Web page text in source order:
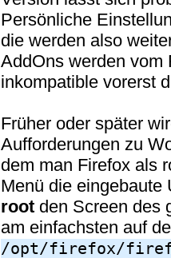
Persönliche
die werden also
AddOns werden vom
inkompatible vorerst
Früher oder später
Aufforderungen zu
dem man Firefox als
Menü die eingebaute
rootden Screen des
am einfachsten auf
/opt/firefox/